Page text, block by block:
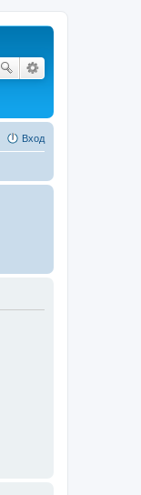
Вход